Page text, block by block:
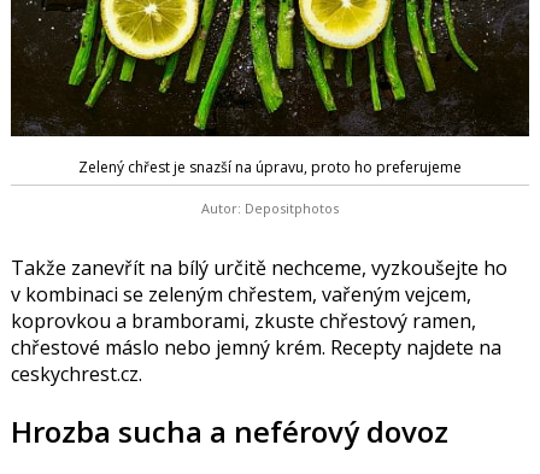
Zelený chřest je snazší na úpravu, proto ho preferujeme
Autor: Depositphotos
Takže zanevřít na bílý určitě nechceme, vyzkoušejte ho
v kombinaci se zeleným chřestem, vařeným vejcem,
koprovkou a bramborami, zkuste chřestový ramen,
chřestové máslo nebo jemný krém. Recepty najdete na
ceskychrest.cz.
Hrozba sucha a neférový dovoz